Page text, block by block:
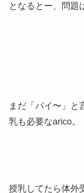
となるとー、問題
まだ「パイ〜」と
乳も必要なarico。
授乳してたら体外